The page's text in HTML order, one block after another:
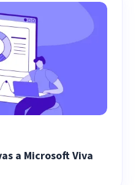
a Microsoft Viva